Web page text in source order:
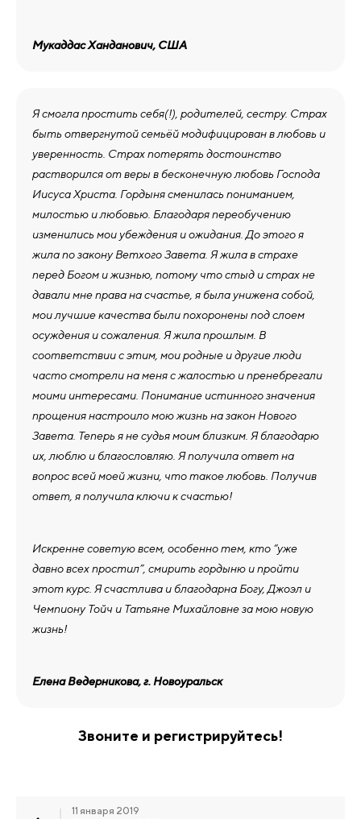
Мукаддас Ханданович, США
Я смогла простить себя(!), родителей, сестру. Страх
быть отвергнутой семьёй модифицирован в любовь и
уверенность. Страх потерять достоинство
растворился от веры в бесконечную любовь Господа
Иисуса Христа. Гордыня сменилась пониманием,
милостью и любовью. Благодаря переобучению
изменились мои убеждения и ожидания. До этого я
жила по закону Ветхого Завета. Я жила в страхе
перед Богом и жизнью, потому что стыд и страх не
давали мне права на счастье, я была унижена собой,
мои лучшие качества были похоронены под слоем
осуждения и сожаления. Я жила прошлым. В
соответствии с этим, мои родные и другие люди
часто смотрели на меня с жалостью и пренебрегали
моими интересами. Понимание истинного значения
прощения настроило мою жизнь на закон Нового
Завета. Теперь я не судья моим близким. Я благодарю
их, люблю и благословляю. Я получила ответ на
вопрос всей моей жизни, что такое любовь. Получив
ответ, я получила ключи к счастью!
Искренне советую всем, особенно тем, кто “уже
давно всех простил”, смирить гордыню и пройти
этот курс. Я счастлива и благодарна Богу, Джоэл и
Чемпиону Тойч и Татьяне Михайловне за мою новую
жизнь!
Елена Ведерникова, г. Новоуральск
Звоните и регистрируйтесь!
11 января 2019